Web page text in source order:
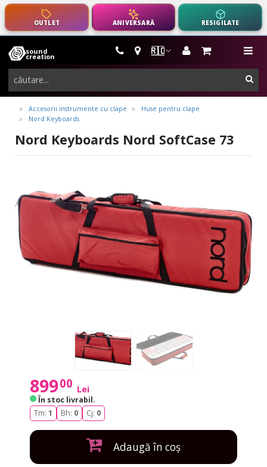
OUTLET ANIVERSARĂ RESIGILATE
🇷🇴
sound
creation
instrumente
muzicale,
echipamente
pro-
audio
Accesorii instrumente cu clape
Huse pentru clape
Nord Keyboards
Nord Keyboards Nord SoftCase 73
89900 Lei
În stoc livrabil.
Tm: 1 Bh: 0 Cj: 0
Adaugă în coș